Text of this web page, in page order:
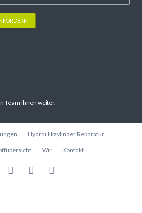
Team Ihnen weiter.
Hydraulikzylinder Reparatur
Wir Kontakt